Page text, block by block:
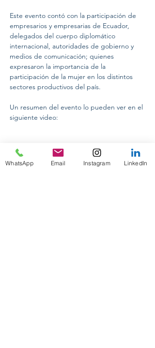
Este evento contó con la participación de
empresarios y empresarias de Ecuador,
delegados del cuerpo diplomático
internacional, autoridades de gobierno y
medios de comunicación; quienes
expresaron la importancia de la
participación de la mujer en los distintos
sectores productivos del país.
Un resumen del evento lo pueden ver en el
siguiente video:
https://www.youtube.com/watch?
v=KYmr9AXasDg
WhatsApp Email Instagram LinkedIn